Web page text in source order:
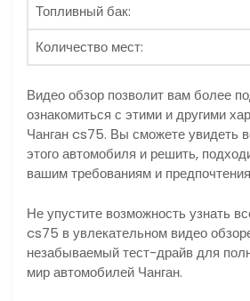
Топливный бак:
Количество мест:
Видео обзор позволит вам более
ознакомиться с этими и другими
Чанган cs75. Вы сможете увидеть
этого автомобиля и решить,
вашим требованиям и
Не упустите возможность узнать
cs75 в увлекательном видео
незабываемый тест-драйв для
мир автомобилей Чанган.